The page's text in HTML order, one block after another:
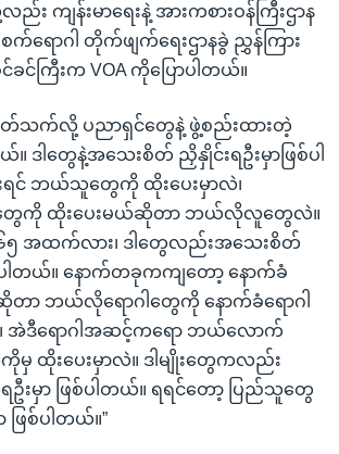
း ကျန်းမာရေးနဲ့ အားကစားဝန်ကြီးဌာန
စက်ရောဂါ တိုက်ဖျက်ရေးဌာနခွဲ ညွှန်ကြား
ခင်ကြီးက VOA ကိုပြောပါတယ်။
တ်သက်လို့ ပညာရှင်တွေနဲ့ ဖွဲ့စည်းထားတဲ့
ဒါတွေနဲ့အသေးစိတ် ညှိနှိုင်းရဦးမှာဖြစ်ပါ
ရင် ဘယ်သူတွေကို ထိုးပေးမှာလဲ၊
ကို ထိုးပေးမယ်ဆိုတာ ဘယ်လိုလူတွေလဲ။
၅ အထက်လား၊ ဒါတွေလည်းအသေးစိတ်
ပါတယ်။ နောက်တခုကကျတော့ နောက်ခံ
ာ ဘယ်လိုရောဂါတွေကို နောက်ခံရောဂါ
ဒီရောဂါအဆင့်ကရော ဘယ်လောက်
ထိုးပေးမှာလဲ။ ဒါမျိုးတွေကလည်း
းမှာ ဖြစ်ပါတယ်။ ရရင်တော့ ပြည်သူတွေ
ြစ်ပါတယ်။”